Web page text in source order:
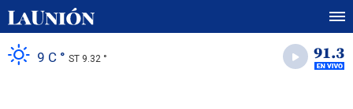
9 C ° ST 9.32 °